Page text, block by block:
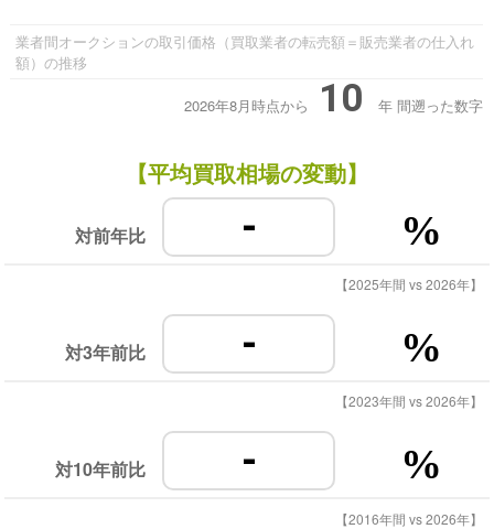
業者間オークションの取引価格（買取業者の転売額＝販売業者の仕入れ
額）の推移
2026年8月時点から 10 年 間遡った数字
【平均買取相場の変動】
対前年比 - %
【2025年間 vs 2026年】
対3年前比 - %
【2023年間 vs 2026年】
対10年前比 - %
【2016年間 vs 2026年】